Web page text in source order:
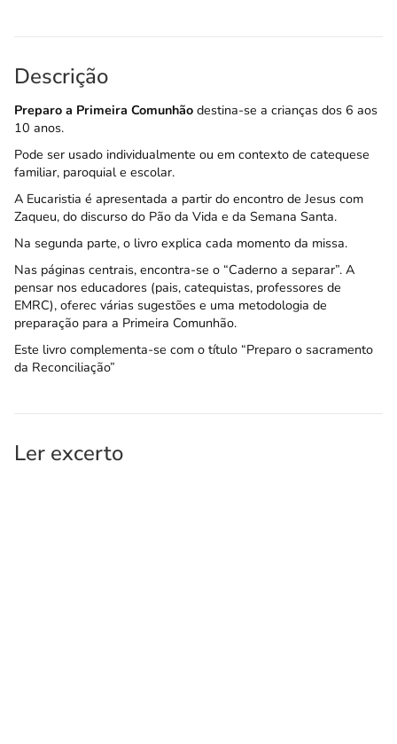
Descrição
Preparo a Primeira Comunhão destina-se a crianças dos 6 aos
10 anos.
Pode ser usado individualmente ou em contexto de catequese
familiar, paroquial e escolar.
A Eucaristia é apresentada a partir do encontro de Jesus com
Zaqueu, do discurso do Pão da Vida e da Semana Santa.
Na segunda parte, o livro explica cada momento da missa.
Nas páginas centrais, encontra-se o “Caderno a separar”. A
pensar nos educadores (pais, catequistas, professores de
EMRC), oferec várias sugestões e uma metodologia de
preparação para a Primeira Comunhão.
Este livro complementa-se com o título “Preparo o sacramento
da Reconciliação”
Ler excerto